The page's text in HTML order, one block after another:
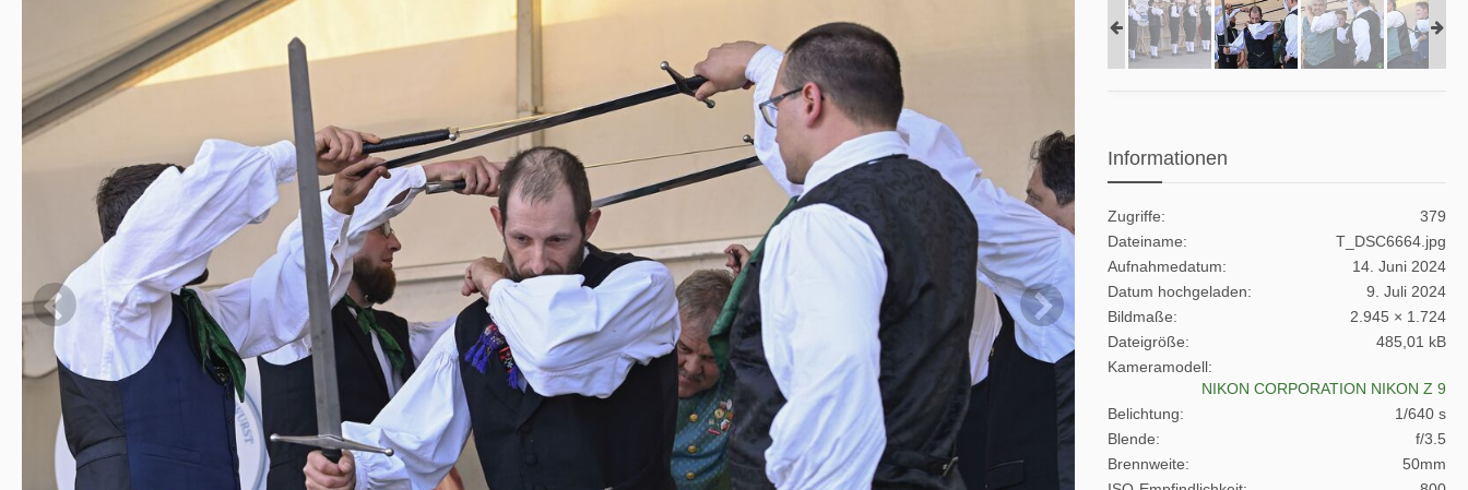
Informationen
Zugriffe
379
Dateiname
T_DSC6664.jpg
Aufnahmedatum
14. Juni 2024
Datum hochgeladen
9. Juli 2024
Bildmaße
2.945 × 1.724
Dateigröße
485,01 kB
Kameramodell
NIKON CORPORATION NIKON Z 9
Belichtung
1/640 s
Blende
f/3.5
Brennweite
50mm